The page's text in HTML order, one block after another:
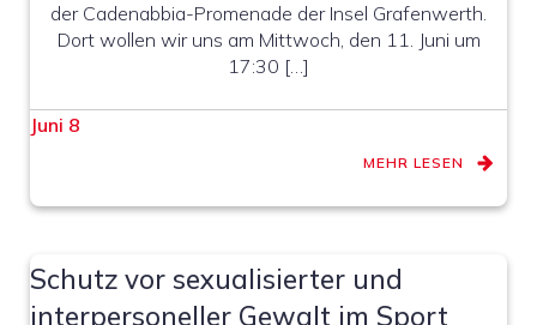
der Cadenabbia-Promenade der Insel Grafenwerth.
Dort wollen wir uns am Mittwoch, den 11. Juni um
17:30 […]
Juni 8
MEHR LESEN
Schutz vor sexualisierter und
interpersoneller Gewalt im Sport